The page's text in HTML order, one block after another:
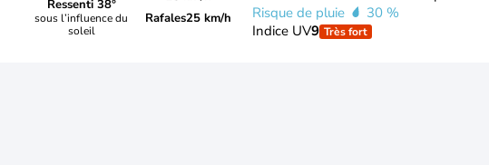
Ressenti 38°
sous l’influence du
soleil
Rafales25 km/h
Risque de pluie
30 %
Indice UV9 Très fort